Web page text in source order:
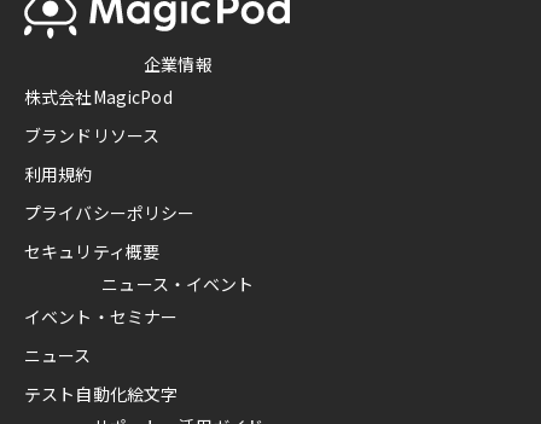
企業情報
株式会社MagicPod
ブランドリソース
利用規約
プライバシーポリシー
セキュリティ概要
ニュース・イベント
イベント・セミナー
ニュース
テスト自動化絵文字